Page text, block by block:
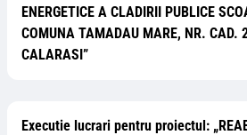
ENERGETICE A CLADIRII PUBLICE
COMUNA TAMADAU MARE, NR. CAD.
CALARASI”
Executie lucrari pentru proiectul: